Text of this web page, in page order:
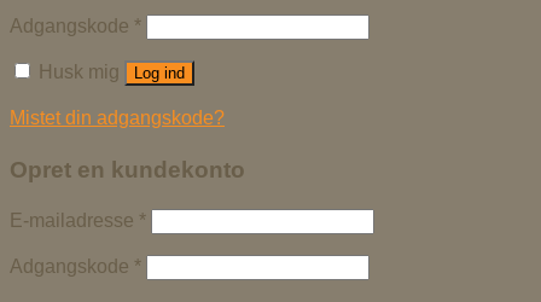
Adgangskode *
Husk mig Log ind
Mistet din adgangskode?
Opret en kundekonto
E-mailadresse *
Adgangskode *